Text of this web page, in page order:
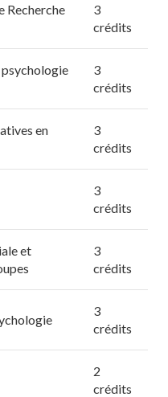
Recherche
3
crédits
3
crédits
en
3
crédits
3
crédits
et
3
crédits
3
crédits
2
crédits